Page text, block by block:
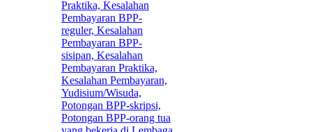
Praktika, Kesalahan
Pembayaran BPP-
reguler, Kesalahan
Pembayaran BPP-
sisipan, Kesalahan
Pembayaran Praktika,
Kesalahan Pembayaran,
Yudisium/Wisuda,
Potongan BPP-skripsi,
Potongan BPP-orang tua